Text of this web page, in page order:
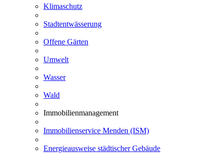
Klimaschutz
Stadtentwässerung
Offene Gärten
Umwelt
Wasser
Wald
Immobilienmanagement
Immobilienservice Menden (ISM)
Energieausweise städtischer Gebäude